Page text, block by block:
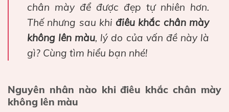
chân mày để được đẹp tự nhiên hơn.
Thế nhưng sau khi điêu khắc chân mày
không lên màu, lý do của vấn đề này là
gì? Cùng tìm hiểu bạn nhé!
Nguyên nhân nào khi điêu khắc chân mày
không lên màu